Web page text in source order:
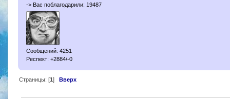
-> Вас поблагодарили: 19487
Сообщений: 4251
Респект: +2884/-0
Страницы: [1] Вверх